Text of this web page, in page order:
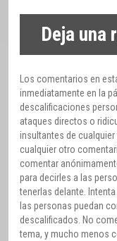
Deja una
Los comentarios en
inmediatamente en la
descalificaciones
ataques directos o
insultantes de
cualquier otro
comentar
para decirles a las
tenerlas delante.
las personas puedan
descalificados. No
tema, y mucho menos